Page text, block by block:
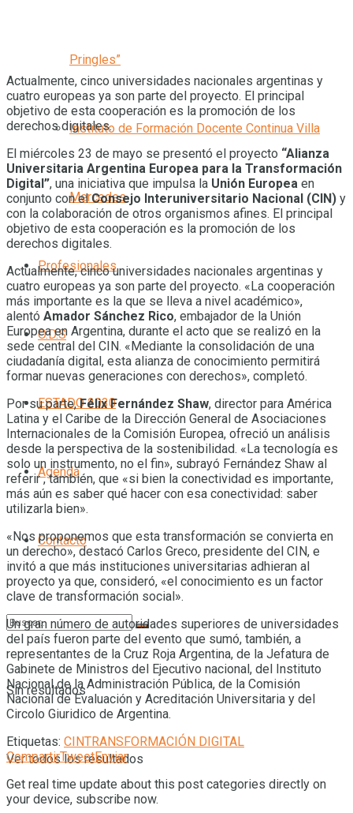
Pringles”
Instituto de Formación Docente Continua Villa
Mercedes
Profesionales
O.D.S
ESTADO 2030
Agenda
Contacto
Sin resultados
Ver todos los resultados
Actualmente, cinco universidades nacionales argentinas y
cuatro europeas ya son parte del proyecto. El principal
objetivo de esta cooperación es la promoción de los
derechos digitales.
El miércoles 23 de mayo se presentó el proyecto “Alianza
Universitaria Argentina Europea para la Transformación
Digital”, una iniciativa que impulsa la Unión Europea en
conjunto con elConsejo Interuniversitario Nacional (CIN) y
con la colaboración de otros organismos afines. El principal
objetivo de esta cooperación es la promoción de los
derechos digitales.
Actualmente, cinco universidades nacionales argentinas y
cuatro europeas ya son parte del proyecto. «La cooperación
más importante es la que se lleva a nivel académico»,
alentó Amador Sánchez Rico, embajador de la Unión
Europea en Argentina, durante el acto que se realizó en la
sede central del CIN. «Mediante la consolidación de una
ciudadanía digital, esta alianza de conocimiento permitirá
formar nuevas generaciones con derechos», completó.
Por su parte,Félix Fernández Shaw, director para América
Latina y el Caribe de la Dirección General de Asociaciones
Internacionales de la Comisión Europea, ofreció un análisis
desde la perspectiva de la sostenibilidad. «La tecnología es
solo un instrumento, no el fin», subrayó Fernández Shaw al
referir , también, que «si bien la conectividad es importante,
más aún es saber qué hacer con esa conectividad: saber
utilizarla bien».
«Nos proponemos que esta transformación se convierta en
un derecho», destacó Carlos Greco, presidente del CIN, e
invitó a que más instituciones universitarias adhieran al
proyecto ya que, consideró, «el conocimiento es un factor
clave de transformación social».
Un gran número de autoridades superiores de universidades
del país fueron parte del evento que sumó, también, a
representantes de la Cruz Roja Argentina, de la Jefatura de
Gabinete de Ministros del Ejecutivo nacional, del Instituto
Nacional de la Administración Pública, de la Comisión
Nacional de Evaluación y Acreditación Universitaria y del
Circolo Giuridico de Argentina.
Etiquetas: CINTRANSFORMACIÓN DIGITAL
CompartirTweetEnviar
Get real time update about this post categories directly on
your device, subscribe now.